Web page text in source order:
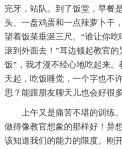
完牙，站队。到了饭堂，早
头、一盘鸡蛋和一点辣萝卜干
望着饭菜垂涎三尺。“谁让你
滚到外面去！”耳边顿起教官
饭”，我才漫不经心地吃起来
天起，吃饭睡觉，一个字也不
思？能跟朋友聊天儿也会好很多
上午又是痛苦不堪的训练
做得像教官想象的那样好！异
该知道我们的能力的限度。刚